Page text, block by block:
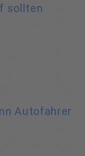
sollten
Autofahrer